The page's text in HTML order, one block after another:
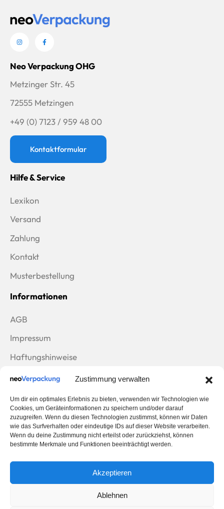
Zustimmung verwalten
Um dir ein optimales Erlebnis zu bieten, verwenden wir Technologien wie
Cookies, um Geräteinformationen zu speichern und/oder darauf
zuzugreifen. Wenn du diesen Technologien zustimmst, können wir Daten
wie das Surfverhalten oder eindeutige IDs auf dieser Website verarbeiten.
Wenn du deine Zustimmung nicht erteilst oder zurückziehst, können
bestimmte Merkmale und Funktionen beeinträchtigt werden.
Akzeptieren
Ablehnen
Neo Verpackung OHG
Metzinger Str. 45
72555 Metzingen
+49 (0) 7123 / 959 48 00
Kontaktformular
Hilfe & Service
Lexikon
Versand
Zahlung
Kontakt
Musterbestellung
Informationen
AGB
Impressum
Haftungshinweise
Datenschutzerklärung
Rücksendungen
Zahlungsarten
Wir versenden mit